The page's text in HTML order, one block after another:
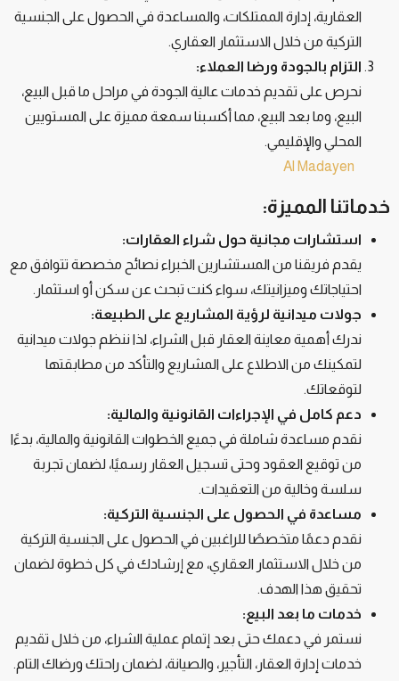
العقارية، إدارة الممتلكات، والمساعدة في الحصول على الجنسية
التركية من خلال الاستثمار العقاري.
التزام بالجودة ورضا العملاء:
نحرص على تقديم خدمات عالية الجودة في مراحل ما قبل البيع،
البيع، وما بعد البيع، مما أكسبنا سمعة مميزة على المستويين
المحلي والإقليمي.
Al Madayen
خدماتنا المميزة:
استشارات مجانية حول شراء العقارات:
يقدم فريقنا من المستشارين الخبراء نصائح مخصصة تتوافق مع
احتياجاتك وميزانيتك، سواء كنت تبحث عن سكن أو استثمار.
جولات ميدانية لرؤية المشاريع على الطبيعة:
ندرك أهمية معاينة العقار قبل الشراء، لذا ننظم جولات ميدانية
لتمكينك من الاطلاع على المشاريع والتأكد من مطابقتها
لتوقعاتك.
دعم كامل في الإجراءات القانونية والمالية:
نقدم مساعدة شاملة في جميع الخطوات القانونية والمالية، بدءًا
من توقيع العقود وحتى تسجيل العقار رسميًا، لضمان تجربة
سلسة وخالية من التعقيدات.
مساعدة في الحصول على الجنسية التركية:
نقدم دعمًا متخصصًا للراغبين في الحصول على الجنسية التركية
من خلال الاستثمار العقاري، مع إرشادك في كل خطوة لضمان
تحقيق هذا الهدف.
خدمات ما بعد البيع:
نستمر في دعمك حتى بعد إتمام عملية الشراء، من خلال تقديم
خدمات إدارة العقار، التأجير، والصيانة، لضمان راحتك ورضاك التام.